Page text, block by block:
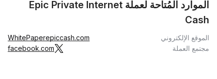
الموارد المُتاحة لعملة Epic Private Internet
Cash
الموقع الإلكتروني epiccash.com
WhitePaper
مجتمع العملة
facebook.com